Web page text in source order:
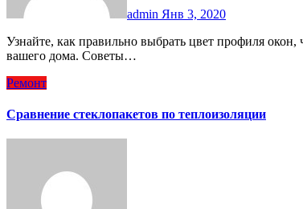
admin Янв 3, 2020
Узнайте, как правильно выбрать цвет профиля окон, чтобы они гармонично вписывались в интерьер и экстерьер
вашего дома. Советы…
Ремонт
Сравнение стеклопакетов по теплоизоляции